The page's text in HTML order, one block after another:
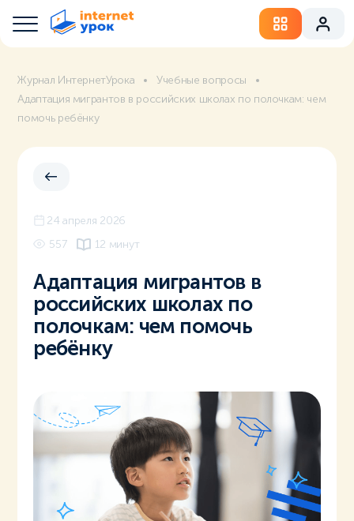
Журнал ИнтернетУрока
Учебные вопросы
Адаптация мигрантов в российских школах по полочкам: чем
помочь ребёнку
24 апреля 2026
557
12 минут
Адаптация мигрантов в
российских школах по
полочкам: чем помочь
ребёнку